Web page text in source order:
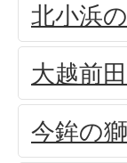
北小浜
大越前
今鉾の